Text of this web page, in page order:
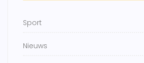
Sport
Nieuws